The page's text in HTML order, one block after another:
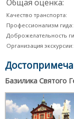
Общая оценка:
Качество транспорта:
Профессионализм гида:
Доброжелательность
Организация экскурсии:
Базилика Святого